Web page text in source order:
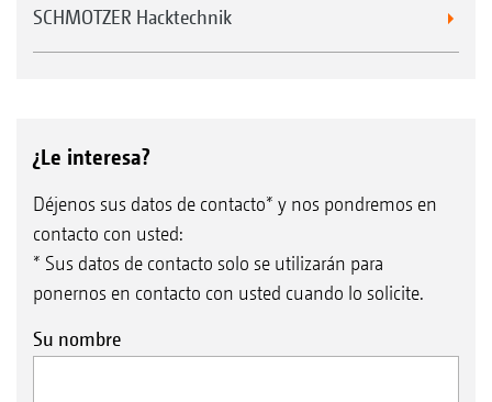
SCHMOTZER Hacktechnik
¿Le interesa?
Déjenos sus datos de contacto* y nos pondremos en
contacto con usted:
* Sus datos de contacto solo se utilizarán para
ponernos en contacto con usted cuando lo solicite.
Su nombre